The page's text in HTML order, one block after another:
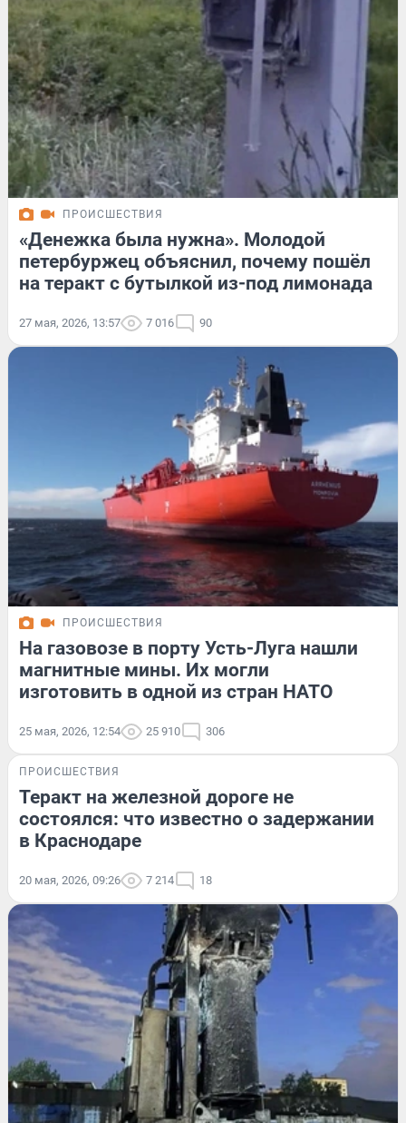
ПРОИСШЕСТВИЯ
«Денежка была нужна». Молодой
петербуржец объяснил, почему пошёл
на теракт с бутылкой из-под лимонада
27 мая, 2026, 13:57 7 016 90
ПРОИСШЕСТВИЯ
На газовозе в порту Усть-Луга нашли
магнитные мины. Их могли
изготовить в одной из стран НАТО
25 мая, 2026, 12:54 25 910 306
ПРОИСШЕСТВИЯ
Теракт на железной дороге не
состоялся: что известно о задержании
в Краснодаре
20 мая, 2026, 09:26 7 214 18